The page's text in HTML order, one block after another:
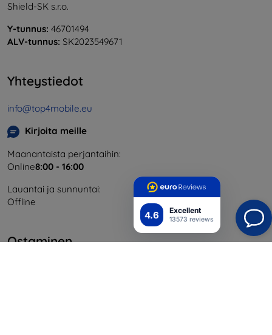
4.6 Excellent
13573 reviews
Shield-SK s.r.o.
Y-tunnus: 46701494
ALV-tunnus: SK2023549671
Yhteystiedot
info@top4mobile.eu
Kirjoita meille
Maanantaista perjantaihin:
Online8:00 - 16:00
Lauantai ja sunnuntai:
Offline
Ostaminen